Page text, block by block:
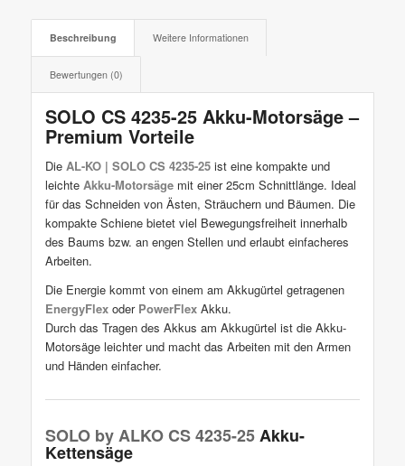
Beschreibung Weitere Informationen
Bewertungen (0)
SOLO CS 4235-25 Akku-Motorsäge –
Premium Vorteile
Die AL-KO | SOLO CS 4235-25ist eine kompakte und
leichteAkku-Motorsägemit einer 25cm Schnittlänge. Ideal
für das Schneiden von Ästen, Sträuchern und Bäumen. Die
kompakte Schiene bietet viel Bewegungsfreiheit innerhalb
des Baums bzw. an engen Stellen und erlaubt einfacheres
Arbeiten.
Die Energie kommt von einem am Akkugürtel getragenen
EnergyFlexoder PowerFlexAkku.
Durch das Tragen des Akkus am Akkugürtel ist die Akku-
Motorsäge leichter und macht das Arbeiten mit den Armen
und Händen einfacher.
SOLO by ALKO CS 4235-25Akku-
Kettensäge